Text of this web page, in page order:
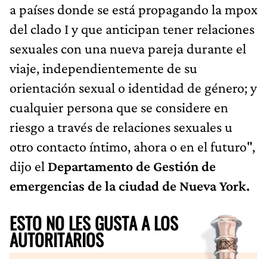
a países donde se está propagando la mpox
del clado I y que anticipan tener relaciones
sexuales con una nueva pareja durante el
viaje, independientemente de su
orientación sexual o identidad de género; y
cualquier persona que se considere en
riesgo a través de relaciones sexuales u
otro contacto íntimo, ahora o en el futuro",
dijo el Departamento de Gestión de
emergencias de la ciudad de Nueva York.
ESTO NO LES GUSTA A LOS
AUTORITARIOS